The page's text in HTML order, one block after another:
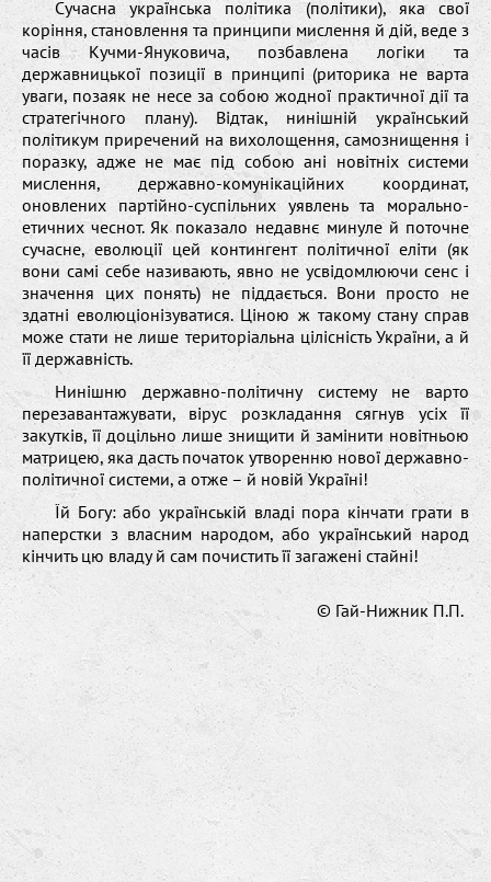
Сучасна українська політика (політики), яка свої
коріння, становлення та принципи мислення й дій, веде з
часів Кучми-Януковича, позбавлена логіки та
державницької позиції в принципі (риторика не варта
уваги, позаяк не несе за собою жодної практичної дії та
стратегічного плану). Відтак, нинішній український
політикум приречений на вихолощення, самознищення і
поразку, адже не має під собою ані новітніх системи
мислення, державно-комунікаційних координат,
оновлених партійно-суспільних уявлень та морально-
етичних чеснот. Як показало недавнє минуле й поточне
сучасне, еволюції цей контингент політичної еліти (як
вони самі себе називають, явно не усвідомлюючи сенс і
значення цих понять) не піддається. Вони просто не
здатні еволюціонізуватися. Ціною ж такому стану справ
може стати не лише територіальна цілісність України, а й
її державність.
Нинішню державно-політичну систему не варто
перезавантажувати, вірус розкладання сягнув усіх її
закутків, її доцільно лише знищити й замінити новітньою
матрицею, яка дасть початок утворенню нової державно-
політичної системи, а отже – й новій Україні!
Їй Богу: або українській владі пора кінчати грати в
наперстки з власним народом, або український народ
кінчить цю владу й сам почистить її загажені стайні!
© Гай-Нижник П.П.